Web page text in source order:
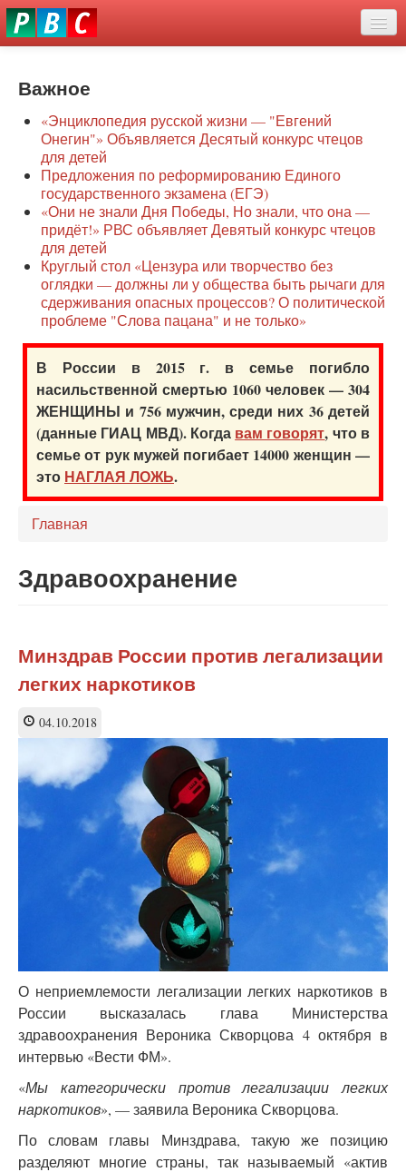
Перейти
к
О нас
Защита семей
Образование
Наше сопротивление
Регионы
Видео
Важное
«Энциклопедия русской жизни — "Евгений
Онегин"» Объявляется Десятый конкурс чтецов
для детей
Предложения по реформированию Единого
государственного экзамена (ЕГЭ)
«Они не знали Дня Победы, Но знали, что она —
придёт!» РВС объявляет Девятый конкурс чтецов
для детей
Круглый стол «Цензура или творчество без
оглядки — должны ли у общества быть рычаги для
сдерживания опасных процессов? О политической
проблеме "Слова пацана" и не только»
В России в 2015 г. в семье погибло
насильственной смертью 1060 человек — 304
ЖЕНЩИНЫ и 756 мужчин, среди них 36 детей
(данные ГИАЦ МВД). Когда вам говорят, что в
семье от рук мужей погибает 14000 женщин —
это НАГЛАЯ ЛОЖЬ.
Главная
Здравоохранение
Минздрав России против легализации
легких наркотиков
04.10.2018
О неприемлемости легализации легких наркотиков в
России высказалась глава Министерства
здравоохранения Вероника Скворцова 4 октября в
интервью «Вести ФМ».
«Мы категорически против легализации легких
наркотиков», — заявила Вероника Скворцова.
По словам главы Минздрава, такую же позицию
разделяют многие страны, так называемый «актив